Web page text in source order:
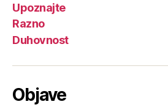
Upoznajte
Razno
Duhovnost
Objave